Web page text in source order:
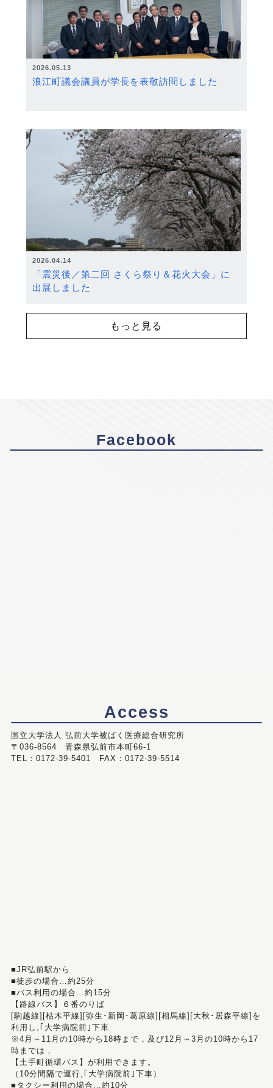
2026.05.13
浪江町議会議員が学長を表敬訪問しました
2026.04.14
「震災後／第二回 さくら祭り＆花火大会」に
出展しました
もっと見る
Facebook
Access
国立大学法人 弘前大学被ばく医療総合研究所
〒036-8564 青森県弘前市本町66-1
TEL：0172-39-5401 FAX：0172-39-5514
■JR弘前駅から
■徒歩の場合…約25分
■バス利用の場合…約15分
【路線バス】６番のりば
[駒越線][枯木平線][弥生･新岡･葛原線][相馬線][大秋･居森平線]を
利用し,｢大学病院前｣下車
※4月～11月の10時から18時まで，及び12月～3月の10時から17
時までは，
【土手町循環バス】が利用できます。
（10分間隔で運行,｢大学病院前｣下車）
■タクシー利用の場合…約10分